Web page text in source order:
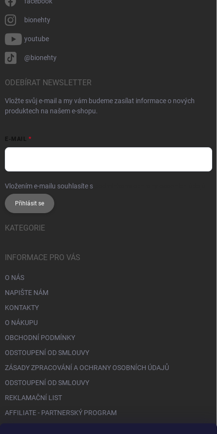
bionehty
youtube
@bionehty
ODEBÍRAT NEWSLETTER
Vložte svůj e-mail a my vám budeme zasílat informace o nových
produktech na našem e-shopu.
E-MAIL
Vložením e-mailu souhlasíte s
Přihlásit se
KATEGORIE
INFORMACE PRO VÁS
O NÁS
NAPIŠTE NÁM
KONTAKTY
O NÁKUPU
OBCHODNÍ PODMÍNKY
ODSTOUPENÍ OD SMLOUVY
ZÁSADY ZPRACOVÁNÍ A OCHRANY OSOBNÍCH ÚDAJŮ
ODSTOUPENÍ OD SMLOUVY
REKLAMAČNÍ LIST
AFFILIATE - PARTNERSKÝ PROGRAM